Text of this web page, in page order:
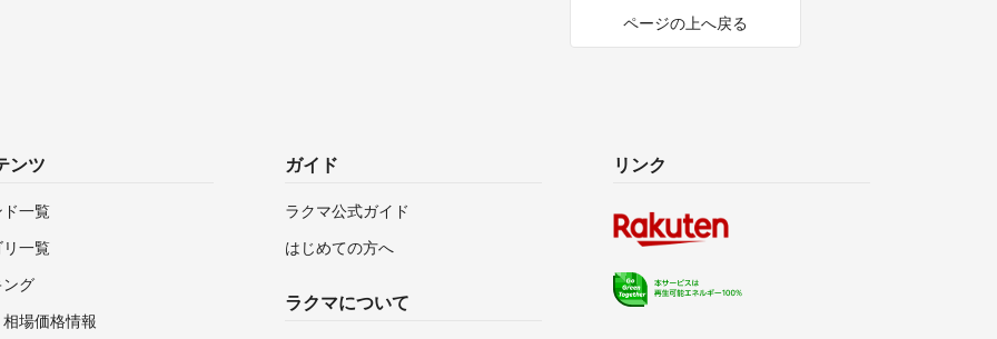
ページの上へ戻る
ンツ
一覧
一覧
グ
場価格情報
ガイド
ラクマ公式ガイド
はじめての方へ
ラクマについて
リンク